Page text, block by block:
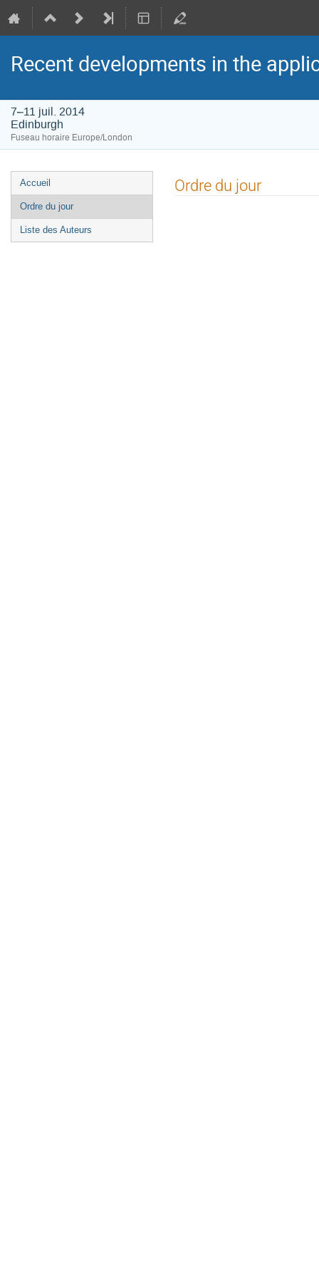
Recent developments in the
7–11 juil. 2014
Edinburgh
Fuseau horaire Europe/London
Menu
de
l'événement
Accueil
Ordre du jour
Liste des Auteurs
Ordre du jour